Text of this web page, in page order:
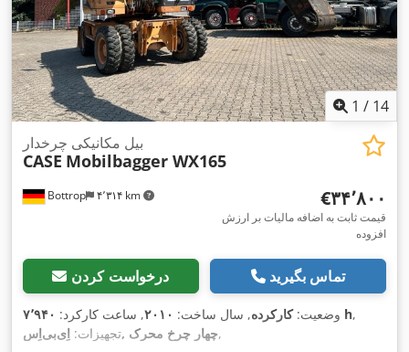
1 / 14
Bottrop ۴٬۳۱۴ km
بیل مکانیکی چرخدار
CASE Mobilbagger WX165
‎€۳۴٬۸۰۰
قیمت ثابت به اضافه مالیات بر ارزش
افزوده
درخواست کردن تماس بگیرید
وضعیت:کارکرده, سال ساخت: ۲۰۱۰, ساعت کارکرد: ۷٬۹۴۰ h,
تجهیزات: اِی‌بی‌اِس‎, چهار چرخ محرک,